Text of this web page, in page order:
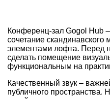
Конференц-зал Gogol Hub
сочетание скандинавского
элементами лофта. Перед
сделать помещение
функциональным на
Качественный звук –
публичного пространства.